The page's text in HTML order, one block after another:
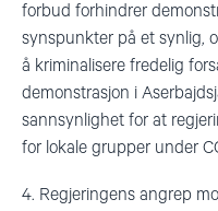
forbud forhindrer
synspunkter på et synlig,
å kriminalisere fredelig
demonstrasjon i
sannsynlighet for at
for lokale grupper under
4. Regjeringens angrep